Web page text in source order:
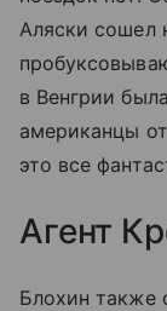
Аляски сошел
в Венгрии
американцы
это все
Агент
Блохин также